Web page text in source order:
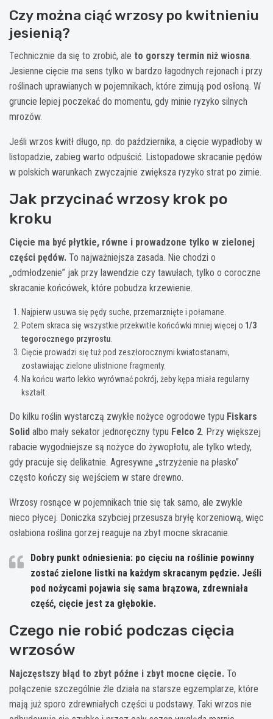
Czy można ciąć wrzosy po kwitnieniu
jesienią?
Technicznie da się to zrobić, ale to gorszy termin niż wiosna.
Jesienne cięcie ma sens tylko w bardzo łagodnych rejonach i przy
roślinach uprawianych w pojemnikach, które zimują pod osłoną. W
gruncie lepiej poczekać do momentu, gdy minie ryzyko silnych
mrozów.
Jeśli wrzos kwitł długo, np. do października, a cięcie wypadłoby w
listopadzie, zabieg warto odpuścić. Listopadowe skracanie pędów
w polskich warunkach zwyczajnie zwiększa ryzyko strat po zimie.
Jak przycinać wrzosy krok po
kroku
Cięcie ma być płytkie, równe i prowadzone tylko w zielonej
części pędów. To najważniejsza zasada. Nie chodzi o
„odmłodzenie” jak przy lawendzie czy tawułach, tylko o coroczne
skracanie końcówek, które pobudza krzewienie.
Najpierw usuwa się pędy suche, przemarznięte i połamane.
Potem skraca się wszystkie przekwitłe końcówki mniej więcej o 1/3
tegorocznego przyrostu
Cięcie prowadzi się tuż pod zeszłorocznymi kwiatostanami,
zostawiając zielone ulistnione fragmenty.
Na końcu warto lekko wyrównać pokrój, żeby kępa miała regularny
kształt.
Do kilku roślin wystarczą zwykłe nożyce ogrodowe typu Fiskars
Solid albo mały sekator jednoręczny typu Felco 2. Przy większej
rabacie wygodniejsze są nożyce do żywopłotu, ale tylko wtedy,
gdy pracuje się delikatnie. Agresywne „strzyżenie na płasko”
często kończy się wejściem w stare drewno.
Wrzosy rosnące w pojemnikach tnie się tak samo, ale zwykle
nieco płycej. Doniczka szybciej przesusza bryłę korzeniową, więc
osłabiona roślina gorzej reaguje na zbyt mocne skracanie.
Dobry punkt odniesienia: po cięciu na roślinie powinny
zostać zielone listki na każdym skracanym pędzie. Jeśli
pod nożycami pojawia się sama brązowa, zdrewniała
część, cięcie jest za głębokie.
Czego nie robić podczas cięcia
wrzosów
Najczęstszy błąd to zbyt późne i zbyt mocne cięcie. To
połączenie szczególnie źle działa na starsze egzemplarze, które
mają już sporo zdrewniałych części u podstawy. Taki wrzos nie